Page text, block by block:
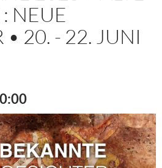
NEUE
• 20. - 22. JUNI